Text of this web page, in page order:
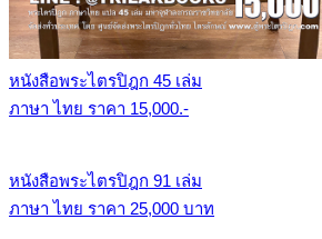
หนังสือพระไตรปิฎก 45 เล่ม
ภาษา ไทย ราคา 15,000.-
หนังสือพระไตรปิฎก 91 เล่ม
ภาษา ไทย ราคา 25,000 บาท